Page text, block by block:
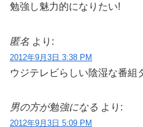
勉強し魅力的になりたい!
匿名 より:
2012年9月3日 3:38 PM
ウジテレビらしい陰湿な番組
男の方が勉強になる より:
2012年9月3日 5:09 PM